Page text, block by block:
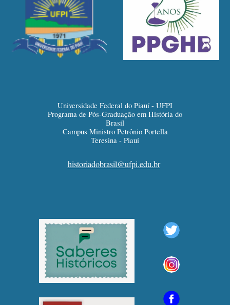
Universidade Federal do Piauí - UFPI
Programa de Pós-Graduação em História do
Brasil
Campus Ministro Petrônio Portella
Teresina - Piauí
historiadobrasil@ufpi.edu.br